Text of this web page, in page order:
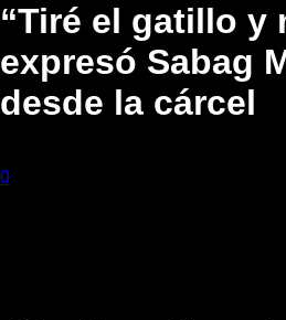
“Tiré el gatillo y
expresó Sabag
desde la cárcel
0